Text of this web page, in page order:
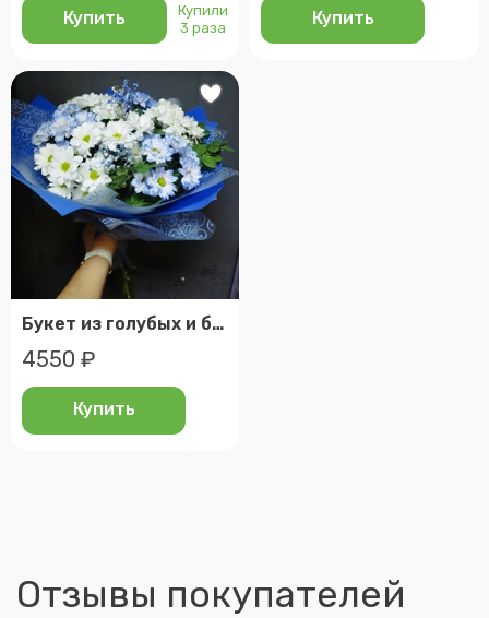
Купить
Купили
3 раза
Купить
Букет из голубых и белых кустовых хризантем
4550 ₽
Купить
Отзывы покупателей